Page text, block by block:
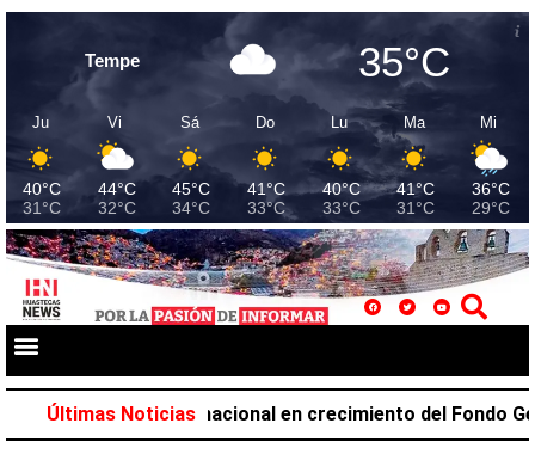
Tempe 35°C
Ju
40°C
31°C
Vi
44°C
32°C
Sá
45°C
34°C
Do
41°C
33°C
Lu
40°C
33°C
Ma
41°C
31°C
Mi
36°C
29°C
Últimas Noticias
el primer lugar nacional en crecimiento del Fondo